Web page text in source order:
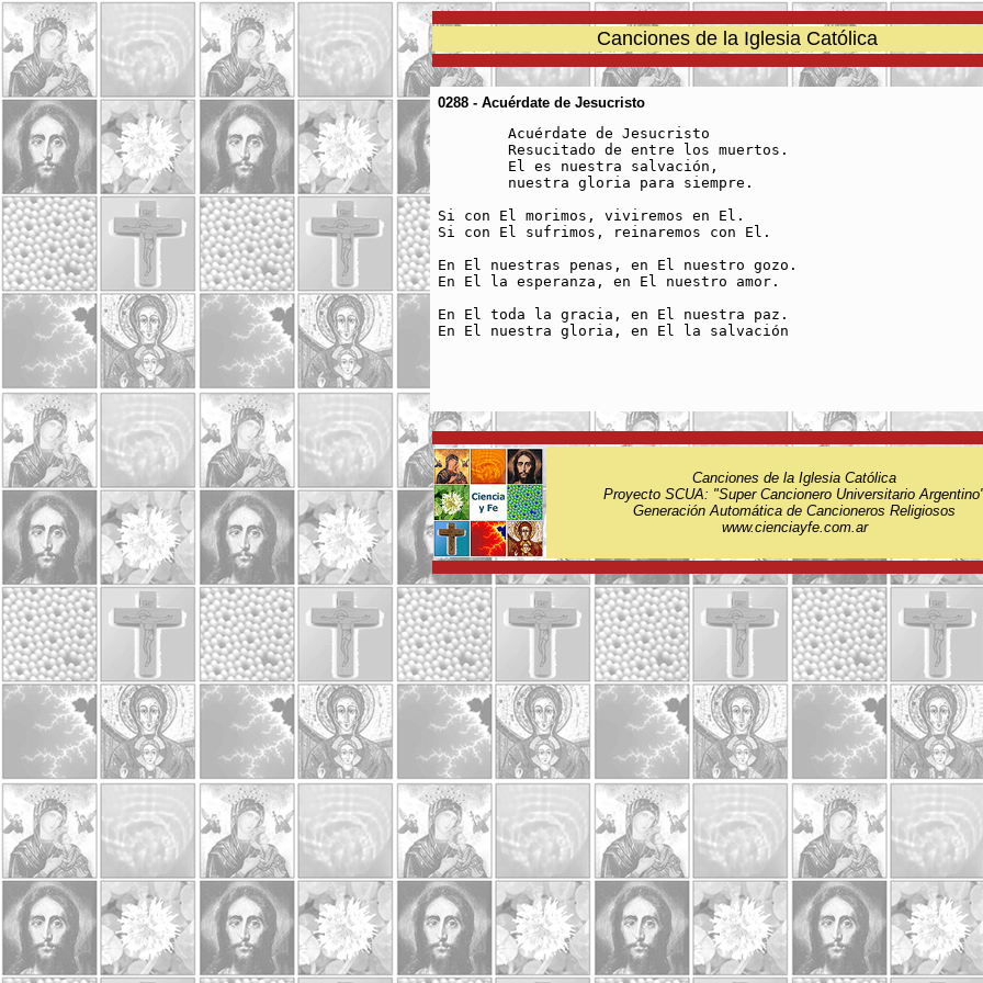
Canciones de la Iglesia Católica
0288 - Acuérdate de Jesucristo
Si con El morimos, viviremos en El.
Si con El sufrimos, reinaremos con El.
En El nuestras penas, en El nuestro gozo.
En El la esperanza, en El nuestro amor.
En El toda la gracia, en El nuestra paz.
En El nuestra gloria, en El la salvación
Canciones de la Iglesia Católica
Proyecto SCUA: "Super Cancionero Universitario
Generación Automática de Cancioneros Religiosos
www.cienciayfe.com.ar